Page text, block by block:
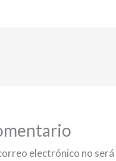
electrónico no será